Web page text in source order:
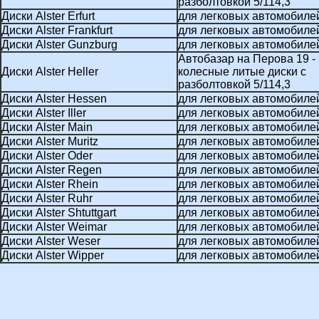
Диски Alster Erfurt
для легковых
Диски Alster Frankfurt
для легковых
Диски Alster Gunzburg
для легковых
Диски Alster Heller
Автобазар на Перова 19 -
колесные литые диски с
разболтовкой 5/114,3
Диски Alster Hessen
для легковых
Диски Alster Iller
для легковых
Диски Alster Main
для легковых
Диски Alster Muritz
для легковых
Диски Alster Oder
для легковых
Диски Alster Regen
для легковых
Диски Alster Rhein
для легковых
Диски Alster Ruhr
для легковых
Диски Alster Shtuttgart
для легковых
Диски Alster Weimar
для легковых
Диски Alster Weser
для легковых
Диски Alster Wipper
для легковых